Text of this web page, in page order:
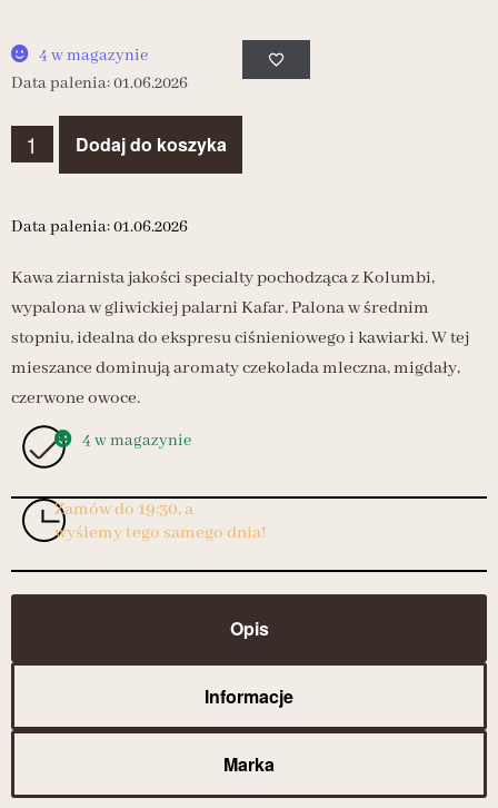
4 w magazynie
Data palenia: 01.06.2026
Dodaj do koszyka
Data palenia: 01.06.2026
Kawa ziarnista jakości specialty pochodząca z Kolumbi,
wypalona w gliwickiej palarni Kafar. Palona w średnim
stopniu, idealna do ekspresu ciśnieniowego i kawiarki. W tej
mieszance dominują aromaty czekolada mleczna, migdały,
czerwone owoce.
4 w magazynie
Zamów do 19:30, a
wyślemy tego samego dnia!
Opis
Informacje
Marka